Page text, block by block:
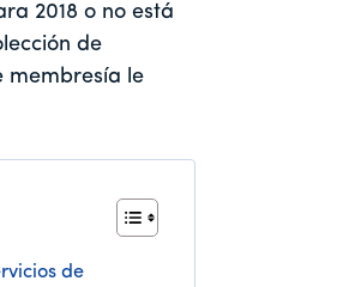
2018 o no está
de
membresía le
de